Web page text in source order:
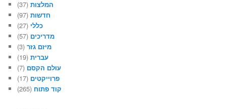
המלצות(37)
חדשות(97)
כללי (27)
מדריכים (57)
מיזם גזר(3)
עברית(19)
עולם הקסם (7)
פרוייקטים (17)
קוד פתוח (265)